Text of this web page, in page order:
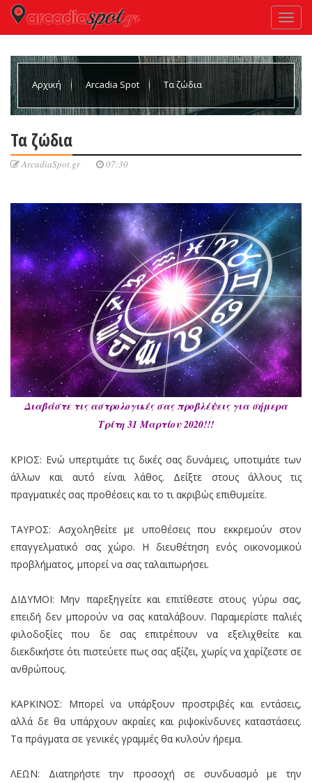
Αρχική Arcadia Spot Τα ζώδια
Τα ζώδια
ArcadiaSpot.gr 07:30
Διαβάστε τις αστρολογικές σας προβλέψεις για σήμερα
Τρίτη 31 Μαρτίου 2020!!!
ΚΡΙΟΣ: Ενώ υπερτιμάτε τις δικές σας δυνάμεις, υποτιμάτε των
άλλων και αυτό είναι λάθος. Δείξτε στους άλλους τις
πραγματικές σας προθέσεις και το τι ακριβώς επιθυμείτε.
ΤΑΥΡΟΣ: Ασχοληθείτε με υποθέσεις που εκκρεμούν στον
επαγγελματικό σας χώρο. Η διευθέτηση ενός οικονομικού
προβλήματος, μπορεί να σας ταλαιπωρήσει.
ΔΙΔΥΜΟΙ: Μην παρεξηγείτε και επιτίθεστε στους γύρω σας,
επειδή δεν μπορούν να σας καταλάβουν. Παραμερίστε παλιές
φιλοδοξίες που δε σας επιτρέπουν να εξελιχθείτε και
διεκδικήστε ότι πιστεύετε πως σας αξίζει, χωρίς να χαρίζεστε σε
ανθρώπους.
ΚΑΡΚΙΝΟΣ: Μπορεί να υπάρξουν προστριβές και εντάσεις,
αλλά δε θα υπάρχουν ακραίες και ριψοκίνδυνες καταστάσεις.
Τα πράγματα σε γενικές γραμμές θα κυλούν ήρεμα.
ΛΕΩΝ: Διατηρήστε την προσοχή σε συνδυασμό με την